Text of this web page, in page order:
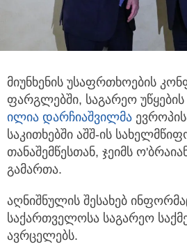
მიუნხენის უსაფრთხოების
ფარგლებში, საგარეო
ილია დარჩიაშვილმა
საკითხებში აშშ-ის
თანაშემწესთან, ჯეიმს
გამართა.
აღნიშნულის შესახებ
საქართველოსა საგარეო
ავრცელებს.